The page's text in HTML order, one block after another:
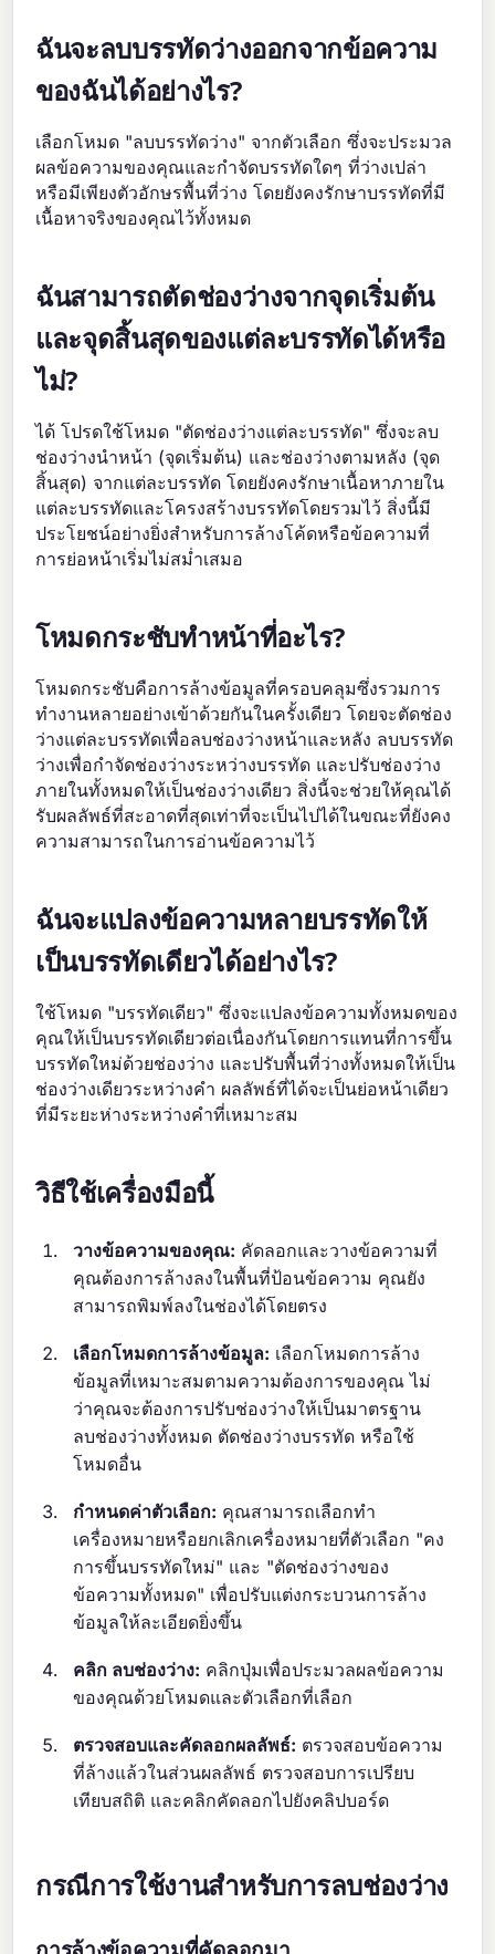
ฉันจะลบบรรทัดว่างออกจากข้อความ
ของฉันได้อย่างไร?
เลือกโหมด "ลบบรรทัดว่าง" จากตัวเลือก ซึ่งจะประมวล
ผลข้อความของคุณและกำจัดบรรทัดใดๆ ที่ว่างเปล่า
หรือมีเพียงตัวอักษรพื้นที่ว่าง โดยยังคงรักษาบรรทัดที่มี
เนื้อหาจริงของคุณไว้ทั้งหมด
ฉันสามารถตัดช่องว่างจากจุดเริ่มต้น
และจุดสิ้นสุดของแต่ละบรรทัดได้หรือ
ไม่?
ได้ โปรดใช้โหมด "ตัดช่องว่างแต่ละบรรทัด" ซึ่งจะลบ
ช่องว่างนำหน้า (จุดเริ่มต้น) และช่องว่างตามหลัง (จุด
สิ้นสุด) จากแต่ละบรรทัด โดยยังคงรักษาเนื้อหาภายใน
แต่ละบรรทัดและโครงสร้างบรรทัดโดยรวมไว้ สิ่งนี้มี
ประโยชน์อย่างยิ่งสำหรับการล้างโค้ดหรือข้อความที่
การย่อหน้าเริ่มไม่สม่ำเสมอ
โหมดกระชับทำหน้าที่อะไร?
โหมดกระชับคือการล้างข้อมูลที่ครอบคลุมซึ่งรวมการ
ทำงานหลายอย่างเข้าด้วยกันในครั้งเดียว โดยจะตัดช่อง
ว่างแต่ละบรรทัดเพื่อลบช่องว่างหน้าและหลัง ลบบรรทัด
ว่างเพื่อกำจัดช่องว่างระหว่างบรรทัด และปรับช่องว่าง
ภายในทั้งหมดให้เป็นช่องว่างเดียว สิ่งนี้จะช่วยให้คุณได้
รับผลลัพธ์ที่สะอาดที่สุดเท่าที่จะเป็นไปได้ในขณะที่ยังคง
ความสามารถในการอ่านข้อความไว้
ฉันจะแปลงข้อความหลายบรรทัดให้
เป็นบรรทัดเดียวได้อย่างไร?
ใช้โหมด "บรรทัดเดียว" ซึ่งจะแปลงข้อความทั้งหมดของ
คุณให้เป็นบรรทัดเดียวต่อเนื่องกันโดยการแทนที่การขึ้น
บรรทัดใหม่ด้วยช่องว่าง และปรับพื้นที่ว่างทั้งหมดให้เป็น
ช่องว่างเดียวระหว่างคำ ผลลัพธ์ที่ได้จะเป็นย่อหน้าเดียว
ที่มีระยะห่างระหว่างคำที่เหมาะสม
วิธีใช้เครื่องมือนี้
วางข้อความของคุณ: คัดลอกและวางข้อความที่
คุณต้องการล้างลงในพื้นที่ป้อนข้อความ คุณยัง
สามารถพิมพ์ลงในช่องได้โดยตรง
เลือกโหมดการล้างข้อมูล: เลือกโหมดการล้าง
ข้อมูลที่เหมาะสมตามความต้องการของคุณ ไม่
ว่าคุณจะต้องการปรับช่องว่างให้เป็นมาตรฐาน
ลบช่องว่างทั้งหมด ตัดช่องว่างบรรทัด หรือใช้
โหมดอื่น
กำหนดค่าตัวเลือก: คุณสามารถเลือกทำ
เครื่องหมายหรือยกเลิกเครื่องหมายที่ตัวเลือก "คง
การขึ้นบรรทัดใหม่" และ "ตัดช่องว่างของ
ข้อความทั้งหมด" เพื่อปรับแต่งกระบวนการล้าง
ข้อมูลให้ละเอียดยิ่งขึ้น
คลิก ลบช่องว่าง: คลิกปุ่มเพื่อประมวลผลข้อความ
ของคุณด้วยโหมดและตัวเลือกที่เลือก
ตรวจสอบและคัดลอกผลลัพธ์: ตรวจสอบข้อความ
ที่ล้างแล้วในส่วนผลลัพธ์ ตรวจสอบการเปรียบ
เทียบสถิติ และคลิกคัดลอกไปยังคลิปบอร์ด
กรณีการใช้งานสำหรับการลบช่องว่าง